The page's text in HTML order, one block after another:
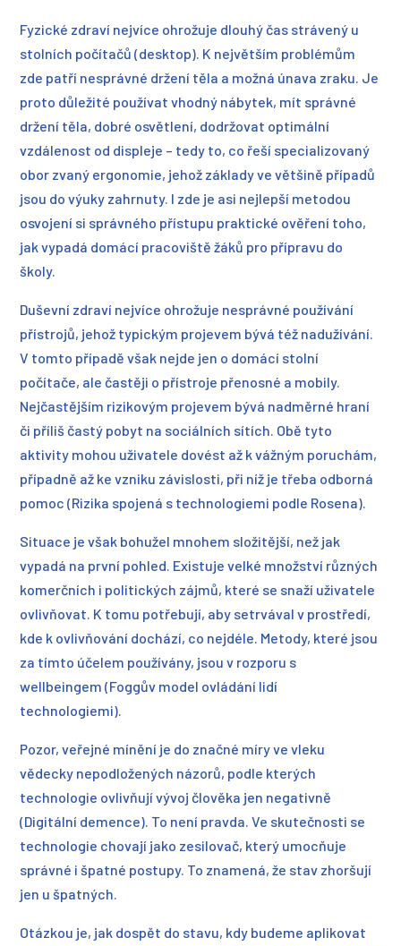
Fyzické zdraví nejvíce ohrožuje dlouhý čas strávený u
stolních počítačů (desktop). K největším problémům
zde patří nesprávné držení těla a možná únava zraku. Je
proto důležité používat vhodný nábytek, mít správné
držení těla, dobré osvětlení, dodržovat optimální
vzdálenost od displeje – tedy to, co řeší specializovaný
obor zvaný ergonomie, jehož základy ve většině případů
jsou do výuky zahrnuty. I zde je asi nejlepší metodou
osvojení si správného přístupu praktické ověření toho,
jak vypadá domácí pracoviště žáků pro přípravu do
školy.
Duševní zdraví nejvíce ohrožuje nesprávné používání
přístrojů, jehož typickým projevem bývá též nadužívání.
V tomto případě však nejde jen o domácí stolní
počítače, ale častěji o přístroje přenosné a mobily.
Nejčastějším rizikovým projevem bývá nadměrné hraní
či příliš častý pobyt na sociálních sítích. Obě tyto
aktivity mohou uživatele dovést až k vážným poruchám,
případně až ke vzniku závislosti, při níž je třeba odborná
pomoc (Rizika spojená s technologiemi podle Rosena).
Situace je však bohužel mnohem složitější, než jak
vypadá na první pohled. Existuje velké množství různých
komerčních i politických zájmů, které se snaží uživatele
ovlivňovat. K tomu potřebují, aby setrvával v prostředí,
kde k ovlivňování dochází, co nejdéle. Metody, které jsou
za tímto účelem používány, jsou v rozporu s
wellbeingem (Foggův model ovládání lidí
technologiemi).
Pozor, veřejné mínění je do značné míry ve vleku
vědecky nepodložených názorů, podle kterých
technologie ovlivňují vývoj člověka jen negativně
(Digitální demence). To není pravda. Ve skutečnosti se
technologie chovají jako zesilovač, který umocňuje
správné i špatné postupy. To znamená, že stav zhoršují
jen u špatných.
Otázkou je, jak dospět do stavu, kdy budeme aplikovat